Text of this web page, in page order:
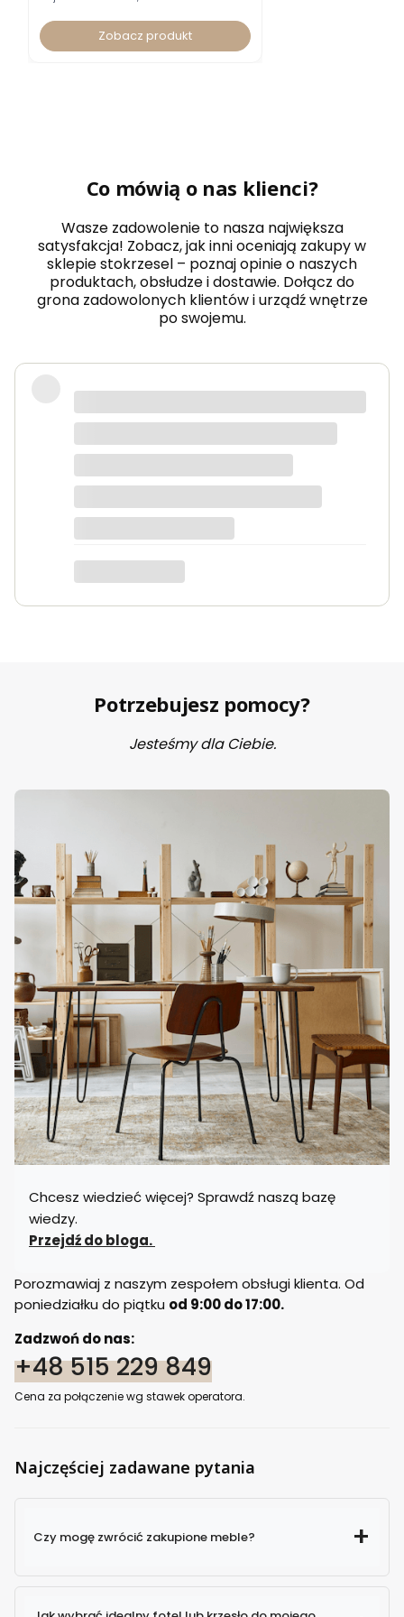
Zobacz produkt
Co mówią o nas klienci?
Wasze zadowolenie to nasza największa
satysfakcja! Zobacz, jak inni oceniają zakupy w
sklepie stokrzesel – poznaj opinie o naszych
produktach, obsłudze i dostawie. Dołącz do
grona zadowolonych klientów i urządź wnętrze
po swojemu.
Fotel piękny, wygodny, polecam.
Dorota
ciemno zielony Velvet
Potrzebujesz pomocy?
Jesteśmy dla Ciebie.
Chcesz wiedzieć więcej? Sprawdź naszą bazę
wiedzy.
Przejdź do bloga.
Porozmawiaj z naszym zespołem obsługi klienta. Od
poniedziałku do piątku od 9:00 do 17:00.
Zadzwoń do nas:
+48 515 229 849
Cena za połączenie wg stawek operatora.
Najczęściej zadawane pytania
Czy mogę zwrócić zakupione meble?